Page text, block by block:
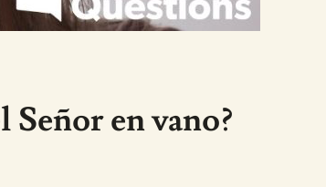
Señor en vano?